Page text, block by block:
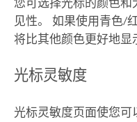
见性。 如果使用青色/
将比其他颜色更好地显
光标灵敏度
光标灵敏度页面使您可